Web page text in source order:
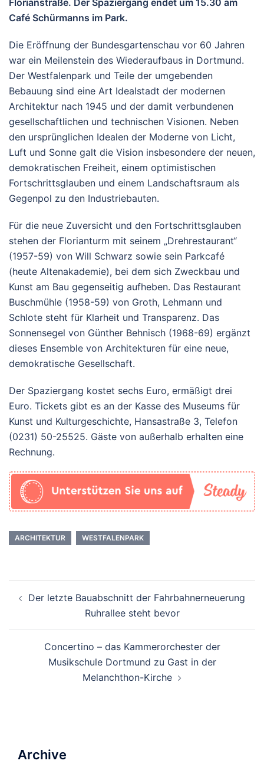
Florianstraße. Der Spaziergang endet um 15.30 am
Café Schürmanns im Park.
Die Eröffnung der Bundesgartenschau vor 60 Jahren
war ein Meilenstein des Wiederaufbaus in Dortmund.
Der Westfalenpark und Teile der umgebenden
Bebauung sind eine Art Idealstadt der modernen
Architektur nach 1945 und der damit verbundenen
gesellschaftlichen und technischen Visionen. Neben
den ursprünglichen Idealen der Moderne von Licht,
Luft und Sonne galt die Vision insbesondere der neuen,
demokratischen Freiheit, einem optimistischen
Fortschrittsglauben und einem Landschaftsraum als
Gegenpol zu den Industriebauten.
Für die neue Zuversicht und den Fortschrittsglauben
stehen der Florianturm mit seinem „Drehrestaurant“
(1957-59) von Will Schwarz sowie sein Parkcafé
(heute Altenakademie), bei dem sich Zweckbau und
Kunst am Bau gegenseitig aufheben. Das Restaurant
Buschmühle (1958-59) von Groth, Lehmann und
Schlote steht für Klarheit und Transparenz. Das
Sonnensegel von Günther Behnisch (1968-69) ergänzt
dieses Ensemble von Architekturen für eine neue,
demokratische Gesellschaft.
Der Spaziergang kostet sechs Euro, ermäßigt drei
Euro. Tickets gibt es an der Kasse des Museums für
Kunst und Kulturgeschichte, Hansastraße 3, Telefon
(0231) 50-25525. Gäste von außerhalb erhalten eine
Rechnung.
ARCHITEKTUR WESTFALENPARK
Navigation
Der letzte Bauabschnitt der Fahrbahnerneuerung
Ruhrallee steht bevor
Concertino – das Kammerorchester der
Musikschule Dortmund zu Gast in der
Melanchthon-Kirche
Archive